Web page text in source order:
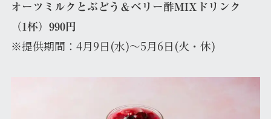
オーツミルクとぶどう＆ベリー酢MIXドリンク
（1杯）990円
※提供期間：4月9日(水)～5月6日(火・休)